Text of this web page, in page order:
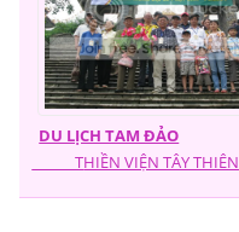
DU LỊCH TAM ĐẢO
THIỀN VIỆN TÂY THIÊN